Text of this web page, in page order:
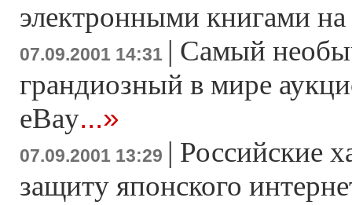
электронными книгами на
07.09.2001 14:31 | Самый
грандиозный в мире
eBay...»
07.09.2001 13:29 | Российские
защиту японского